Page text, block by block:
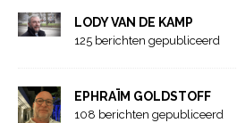
LODY VAN DE KAMP
125 berichten gepubliceerd
EPHRAÏM GOLDSTOFF
108 berichten gepubliceerd